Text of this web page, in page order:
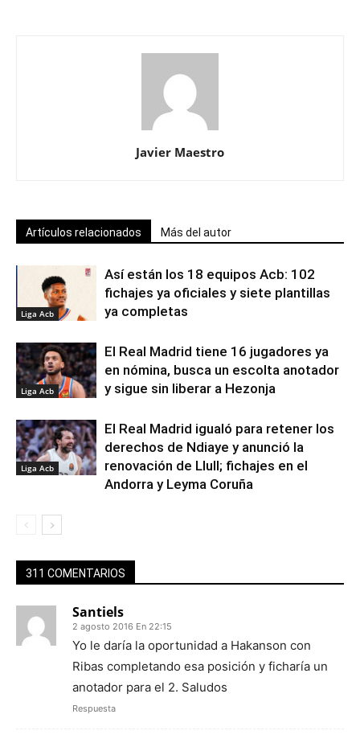
Javier Maestro
Artículos relacionados Más del autor
Liga Acb
Así están los 18 equipos Acb: 102
fichajes ya oficiales y siete plantillas
ya completas
Liga Acb
El Real Madrid tiene 16 jugadores ya
en nómina, busca un escolta anotador
y sigue sin liberar a Hezonja
Liga Acb
El Real Madrid igualó para retener los
derechos de Ndiaye y anunció la
renovación de Llull; fichajes en el
Andorra y Leyma Coruña
311 COMENTARIOS
Santiels
2 agosto 2016 En 22:15
Yo le daría la oportunidad a Hakanson con
Ribas completando esa posición y ficharía un
anotador para el 2. Saludos
Respuesta